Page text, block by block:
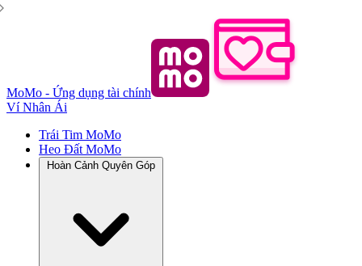
MoMo - Ứng dụng tài chính
Ví Nhân Ái
Trái Tim MoMo
Heo Đất MoMo
Hoàn Cảnh Quyên Góp